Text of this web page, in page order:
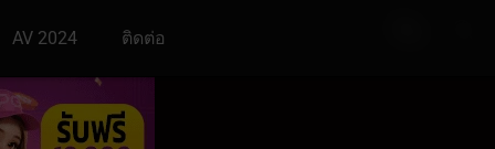
AV 2024 ติดต่อ